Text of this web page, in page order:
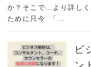
か？そこで…より詳し
ために只今 「…
ビ